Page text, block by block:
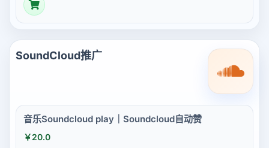
SoundCloud推广
音乐Soundcloud play｜Soundcloud自动赞
￥20.0